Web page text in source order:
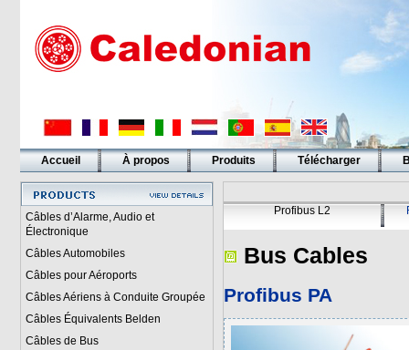
Accueil À propos Produits Télécharger
Liens
Câbles d’Alarme, Audio et
Électronique
Câbles Automobiles
Câbles pour Aéroports
Câbles Aériens à Conduite Groupée
Câbles Équivalents Belden
Câbles de Bus
Profibus L2
Bus Cables
Profibus PA